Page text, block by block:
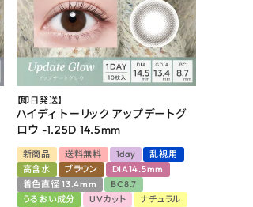
【即日発送】
ハイディ トーリック アップデートグ
ロウ -1.25D 14.5mm
新商品 送料無料 1day
乱視用
高含水
ブラウン
DIA14.5mm
着色直径 13.4mm
BC8.7
うるおい成分
UVカット
ナチュラル